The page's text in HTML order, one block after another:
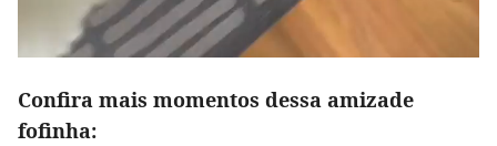
Confira mais momentos dessa amizade
fofinha: